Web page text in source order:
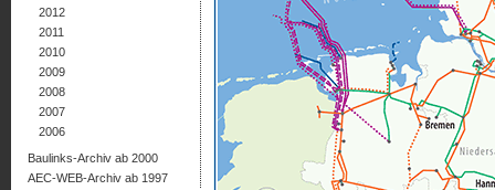
2012
2011
2010
2009
2008
2007
2006
Baulinks-Archiv ab 2000
AEC-WEB-Archiv ab 1997